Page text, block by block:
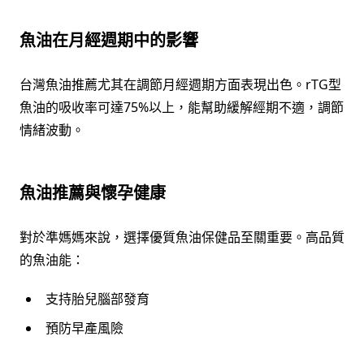
魚油在月經週期中的影響
台灣魚油推薦尤其在調節月經週期方面表現出色。rTG型
魚油的吸收率可達75%以上，能幫助緩解經期不適，調節
情緒波動。
魚油推薦與懷孕健康
對於準媽媽來說，選擇優質魚油保健品至關重要。高品質
的魚油能：
支持胎兒腦部發育
預防早產風險